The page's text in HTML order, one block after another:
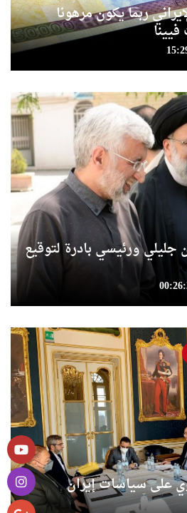
ربما يكون مرهونا
ورئيسي بادرة لتوقيع
على سياسات إيران